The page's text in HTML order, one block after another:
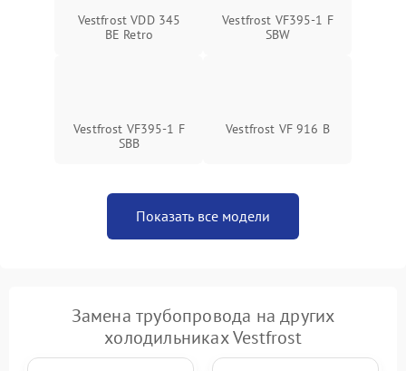
Vestfrost VDD 345
BE Retro
Vestfrost VF395-1 F
SBW
Vestfrost VF395-1 F
SBB
Vestfrost VF 916 B
Показать все модели
Замена трубопровода на других
холодильниках Vestfrost